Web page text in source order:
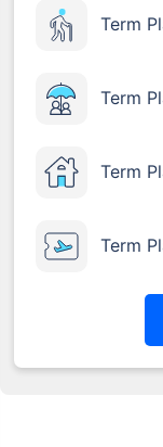
Term
Term
Term
Term
*₹434/నెల 1 కోటి టర్మ్ లైఫ్
సంవత్సరాల వయసు వరకు